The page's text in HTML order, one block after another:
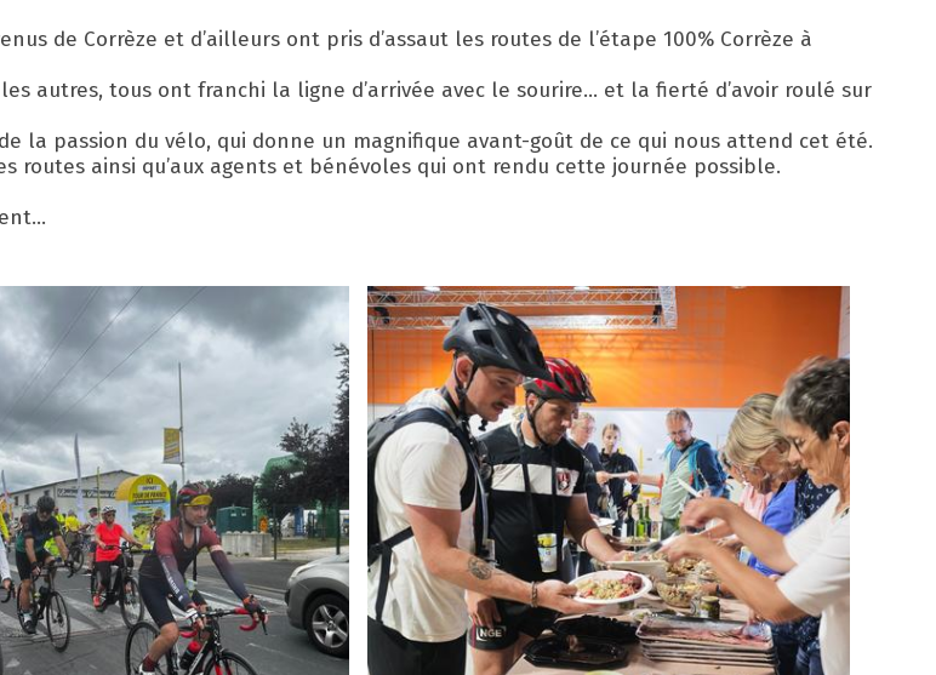
de Corrèze et d’ailleurs ont pris d’assaut les routes de l’étape 100% Corrèze à
autres, tous ont franchi la ligne d’arrivée avec le sourire... et la fierté d’avoir roulé sur
la passion du vélo, qui donne un magnifique avant-goût de ce qui nous attend cet été.
routes ainsi qu’aux agents et bénévoles qui ont rendu cette journée possible.